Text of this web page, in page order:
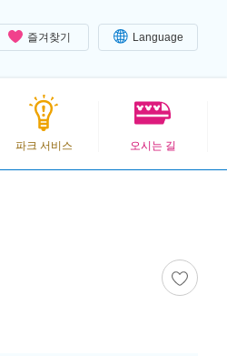
즐겨찾기 Language
파크 서비스 오시는 길